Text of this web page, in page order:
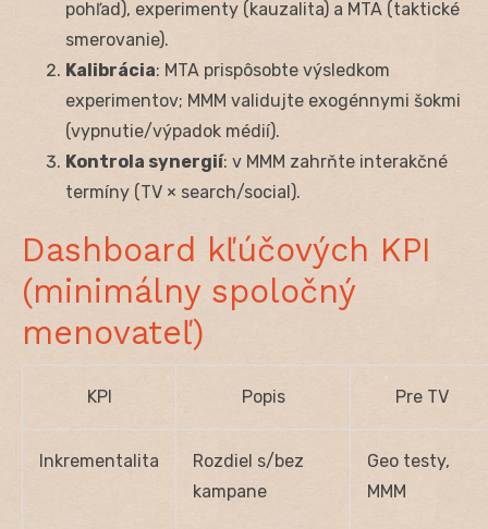
pohľad), experimenty (kauzalita) a MTA (taktické
smerovanie).
Kalibrácia: MTA prispôsobte výsledkom
experimentov; MMM validujte exogénnymi šokmi
(vypnutie/výpadok médií).
Kontrola synergií: v MMM zahrňte interakčné
termíny (TV × search/social).
Dashboard kľúčových KPI
(minimálny spoločný
menovateľ)
KPI Popis Pre TV
Inkrementalita
Rozdiel s/bez
kampane
Geo testy,
MMM